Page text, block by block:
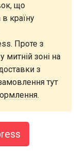
що
країну
Проте з
митній зоні на
з
тут
.